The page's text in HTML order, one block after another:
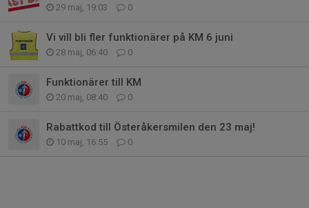
29 maj, 19:03 0
Vi vill bli fler funktionärer på KM 6 juni
28 maj, 06:40 0
Funktionärer till KM
20 maj, 08:40 0
Rabattkod till Österåkersmilen den 23 maj!
10 maj, 16:55 0